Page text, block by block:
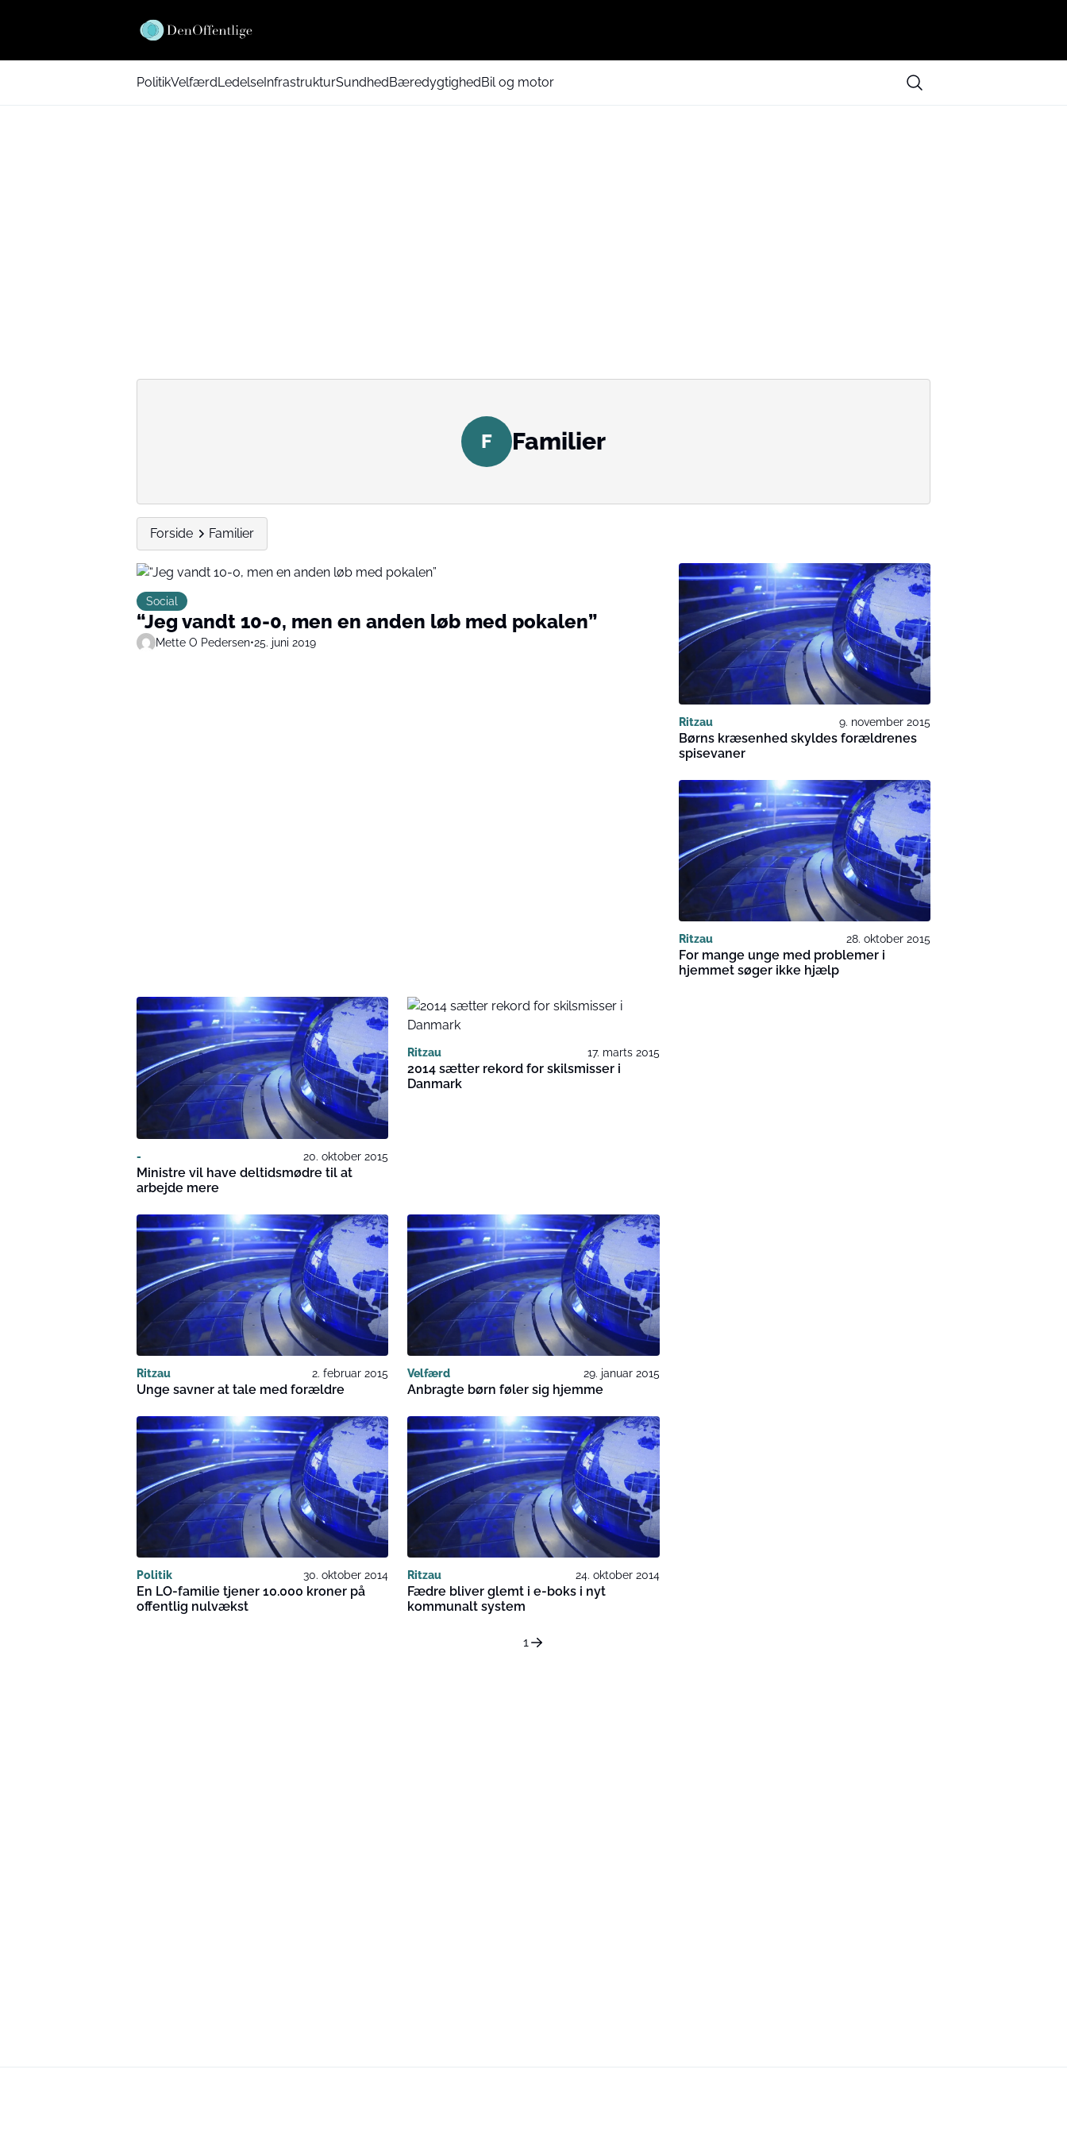
PolitikVelfærdLedelseInfrastrukturSundhedBæredygtighedBil og motor
F Familier
Forside Familier
Social
“Jeg vandt 10-0, men en anden løb med pokalen”
Mette O Pedersen•25. juni 2019
Ritzau 9. november 2015
Børns kræsenhed skyldes forældrenes
spisevaner
Ritzau 28. oktober 2015
For mange unge med problemer i
hjemmet søger ikke hjælp
- 20. oktober 2015
Ministre vil have deltidsmødre til at
arbejde mere
Ritzau 17. marts 2015
2014 sætter rekord for skilsmisser i
Danmark
Ritzau 2. februar 2015
Unge savner at tale med forældre
Velfærd 29. januar 2015
Anbragte børn føler sig hjemme
Politik 30. oktober 2014
En LO-familie tjener 10.000 kroner på
offentlig nulvækst
Ritzau 24. oktober 2014
Fædre bliver glemt i e-boks i nyt
kommunalt system
1